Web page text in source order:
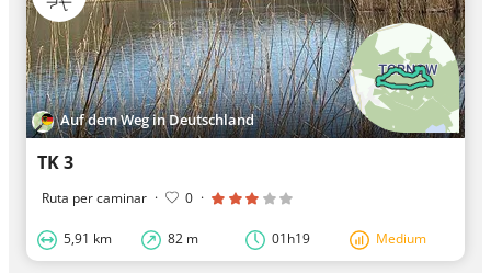
Auf dem Weg in Deutschland
TK 3
Ruta per caminar · 0 ·
5,91 km 82 m 01h19 Medium